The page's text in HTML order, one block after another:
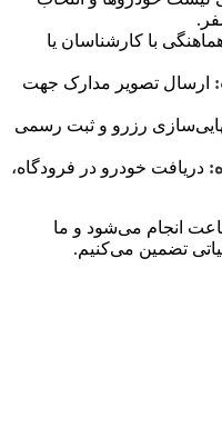
با کارشناسان یا
ارسال تصویر مدارک جهت
رزرو و ثبت رسمی
دریافت خودرو در فرودگاه،
انجام می‌شود و ما
تضمین می‌کنیم.